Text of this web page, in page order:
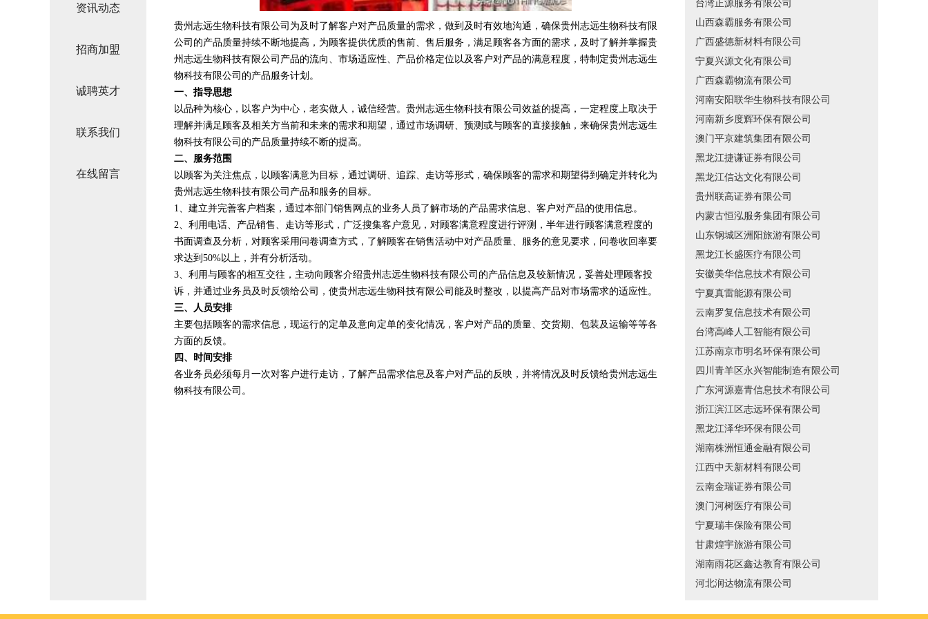
资讯动态
招商加盟
诚聘英才
联系我们
在线留言
贵州志远生物科技有限公司为及时了解客户对产品质量的需求，做到及时有效地沟通，确保贵州志远生物科技有限
公司的产品质量持续不断地提高，为顾客提供优质的售前、售后服务，满足顾客各方面的需求，及时了解并掌握贵
州志远生物科技有限公司产品的流向、市场适应性、产品价格定位以及客户对产品的满意程度，特制定贵州志远生
物科技有限公司的产品服务计划。
一、指导思想
以品种为核心，以客户为中心，老实做人，诚信经营。贵州志远生物科技有限公司效益的提高，一定程度上取决于
理解并满足顾客及相关方当前和未来的需求和期望，通过市场调研、预测或与顾客的直接接触，来确保贵州志远生
物科技有限公司的产品质量持续不断的提高。
二、服务范围
以顾客为关注焦点，以顾客满意为目标，通过调研、追踪、走访等形式，确保顾客的需求和期望得到确定并转化为
贵州志远生物科技有限公司产品和服务的目标。
1、建立并完善客户档案，通过本部门销售网点的业务人员了解市场的产品需求信息、客户对产品的使用信息。
2、利用电话、产品销售、走访等形式，广泛搜集客户意见，对顾客满意程度进行评测，半年进行顾客满意程度的
书面调查及分析，对顾客采用问卷调查方式，了解顾客在销售活动中对产品质量、服务的意见要求，问卷收回率要
求达到50%以上，并有分析活动。
3、利用与顾客的相互交往，主动向顾客介绍贵州志远生物科技有限公司的产品信息及较新情况，妥善处理顾客投
诉，并通过业务员及时反馈给公司，使贵州志远生物科技有限公司能及时整改，以提高产品对市场需求的适应性。
三、人员安排
主要包括顾客的需求信息，现运行的定单及意向定单的变化情况，客户对产品的质量、交货期、包装及运输等等各
方面的反馈。
四、时间安排
各业务员必须每月一次对客户进行走访，了解产品需求信息及客户对产品的反映，并将情况及时反馈给贵州志远生
物科技有限公司。
台湾正源服务有限公司
山西森霸服务有限公司
广西盛德新材料有限公司
宁夏兴源文化有限公司
广西森霸物流有限公司
河南安阳联华生物科技有限公司
河南新乡度辉环保有限公司
澳门平京建筑集团有限公司
黑龙江捷谦证券有限公司
黑龙江信达文化有限公司
贵州联高证券有限公司
内蒙古恒泓服务集团有限公司
山东钢城区洲阳旅游有限公司
黑龙江长盛医疗有限公司
安徽美华信息技术有限公司
宁夏真雷能源有限公司
云南罗复信息技术有限公司
台湾高峰人工智能有限公司
江苏南京市明名环保有限公司
四川青羊区永兴智能制造有限公司
广东河源嘉青信息技术有限公司
浙江滨江区志远环保有限公司
黑龙江泽华环保有限公司
湖南株洲恒通金融有限公司
江西中天新材料有限公司
云南金瑞证券有限公司
澳门河树医疗有限公司
宁夏瑞丰保险有限公司
甘肃煌宇旅游有限公司
湖南雨花区鑫达教育有限公司
河北润达物流有限公司